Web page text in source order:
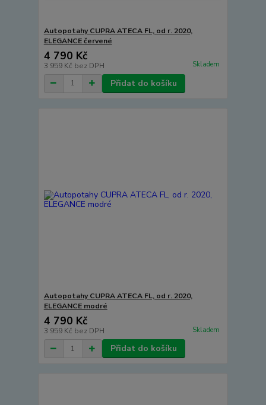
Autopotahy CUPRA ATECA FL, od r. 2020,
ELEGANCE červené
4 790 Kč
3 959 Kč bez DPH Skladem
Přidat do košíku
Autopotahy CUPRA ATECA FL, od r. 2020,
ELEGANCE modré
4 790 Kč
3 959 Kč bez DPH Skladem
Přidat do košíku